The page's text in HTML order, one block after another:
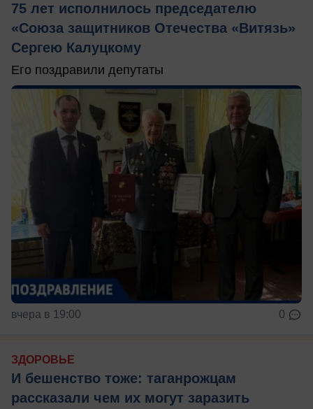
75 лет исполнилось председателю
«Союза защитников Отечества «Витязь»
Сергею Калуцкому
Его поздравили депутаты
вчера в 19:00 0
ЗДОРОВЬЕ
И бешенство тоже: таганрожцам
рассказали чем их могут заразить